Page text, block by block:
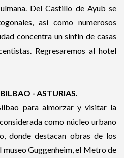
Del Castillo de Ayub se
así como numerosos
concentra un sinfín de casas
Regresaremos al hotel
- ASTURIAS.
para almorzar y visitar la
como núcleo urbano
donde destacan obras de los
Guggenheim, el Metro de